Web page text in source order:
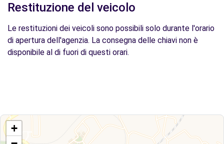
Restituzione del veicolo
Le restituzioni dei veicoli sono possibili solo durante l'orario
di apertura dell'agenzia. La consegna delle chiavi non è
disponibile al di fuori di questi orari.
+